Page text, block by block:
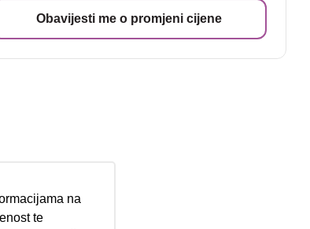
Obavijesti me o promjeni cijene
na
te